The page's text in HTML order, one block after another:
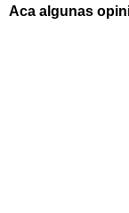
Aca algunas